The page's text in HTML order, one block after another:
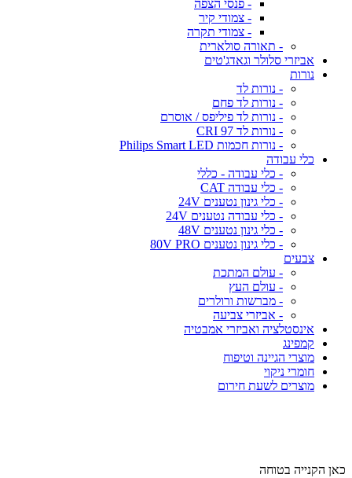
- פנסי הצפה
- צמודי קיר
- צמודי תקרה
- תאורה סולארית
אביזרי סלולר וגאדג'טים
נורות
- נורות לד
- נורות לד פחם
- נורות לד פיליפס / אוסרם
- נורות לד CRI 97
- נורות חכמות Philips Smart LED
כלי עבודה
- כלי עבודה - כללי
- כלי עבודה CAT
- כלי גינון נטענים 24V
- כלי עבודה נטענים 24V
- כלי גינון נטענים 48V
- כלי גינון נטענים 80V PRO
צבעים
- עולם המתכת
- עולם העץ
- מברשות ורולרים
- אביזרי צביעה
אינסטלציה ואביזרי אמבטיה
קמפינג
מוצרי הגיינה וטיפוח
חומרי ניקוי
מוצרים לשעת חירום
כאן הקנייה בטוחה